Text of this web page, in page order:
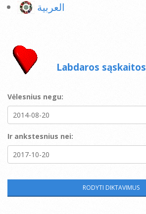
العربية
Labdaros sąskaitos
Vėlesnius negu:
Ir ankstesnius nei: